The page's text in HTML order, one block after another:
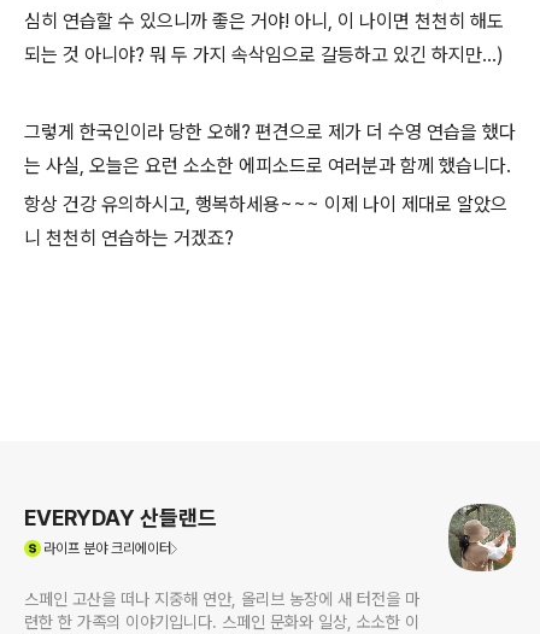
심히 연습할 수 있으니까 좋은 거야! 아니, 이 나이면 천천히 해도
되는 것 아니야? 뭐 두 가지 속삭임으로 갈등하고 있긴 하지만...)
그렇게 한국인이라 당한 오해? 편견으로 제가 더 수영 연습을 했다
는 사실, 오늘은 요런 소소한 에피소드로 여러분과 함께 했습니다.
항상 건강 유의하시고, 행복하세용~~~ 이제 나이 제대로 알았으
니 천천히 연습하는 거겠죠?
EVERYDAY 산들랜드
라이프분야 크리에이터
스페인 고산을 떠나 지중해 연안, 올리브 농장에 새 터전을 마
련한 한 가족의 이야기입니다. 스페인 문화와 일상, 소소한 이